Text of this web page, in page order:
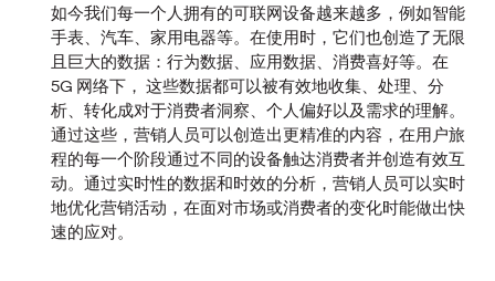
如今我们每一个人拥有的可联网设备越来越多，例如智能
手表、汽车、家用电器等。在使用时，它们也创造了无限
且巨大的数据：行为数据、应用数据、消费喜好等。在
5G 网络下， 这些数据都可以被有效地收集、处理、分
析、转化成对于消费者洞察、个人偏好以及需求的理解。
通过这些，营销人员可以创造出更精准的内容，在用户旅
程的每一个阶段通过不同的设备触达消费者并创造有效互
动。通过实时性的数据和时效的分析，营销人员可以实时
地优化营销活动，在面对市场或消费者的变化时能做出快
速的应对。
奥美中国 06/11/2025
解读获奖案例背后的创意，助力品牌实现卓越影响
More→
观点
报告｜Z世代的经济十